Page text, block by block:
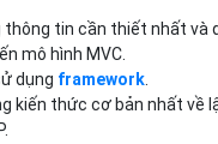
thông tin cần thiết nhất và
mô hình MVC.
dụng framework.
kiến thức cơ bản nhất về